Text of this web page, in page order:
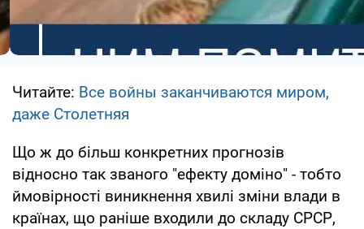
Читайте: Все войны заканчиваются миром,
даже Столетняя
Що ж до більш конкретних прогнозів
відносно так званого "ефекту доміно" - тобто
ймовірності виникнення хвилі зміни влади в
країнах, що раніше входили до складу СРСР,